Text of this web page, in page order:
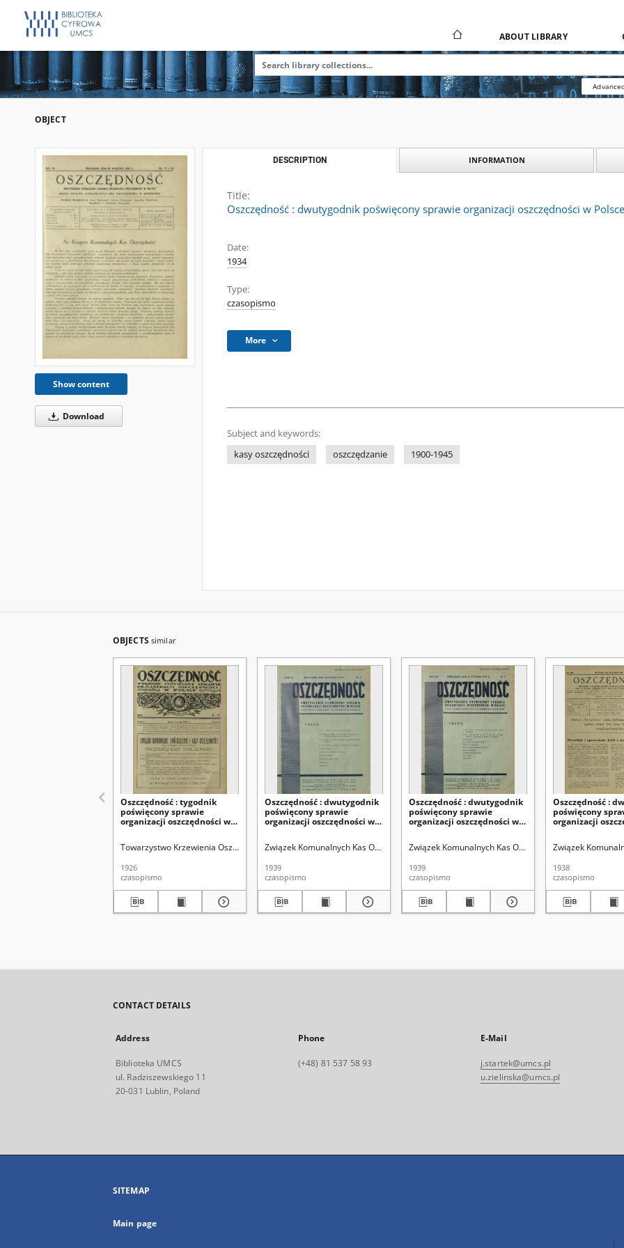
ABOUT LIBRARY
OBJECT
Show content
Download
DESCRIPTION INFORMATION
Title:
Oszczędność : dwutygodnik poświęcony sprawie organizacji oszczędności w
Date:
1934
Type:
czasopismo
More
Subject and keywords:
kasy oszczędności
oszczędzanie 1900-1945
OBJECTS similar
Oszczędność : tygodnik
poświęcony sprawie
organizacji oszczędności w
Towarzystwo Krzewienia Oszczędności w Polsce
1926
czasopismo
Oszczędność : dwutygodnik
poświęcony sprawie
organizacji oszczędności w
Związek Komunalnych Kas Oszczędności Michalski, Stanisław. Red.
1939
czasopismo
Oszczędność : dwutygodnik
poświęcony sprawie
organizacji oszczędności w
Związek Komunalnych Kas Oszczędności Michalski,
1939
czasopismo
Oszczędność :
poświęcony
organizacji
Związek
1938
czasopismo
CONTACT DETAILS
Address
Biblioteka UMCS
ul. Radziszewskiego 11
20-031 Lublin, Poland
Phone
(+48) 81 537 58 93
E-Mail
j.startek@umcs.pl
u.zielinska@umcs.pl
SITEMAP
Main page